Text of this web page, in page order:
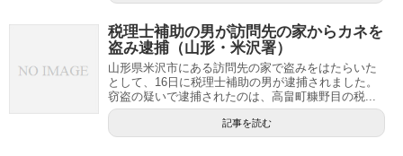
税理士補助の男が訪問先の家からカネを
盗み逮捕（山形・米沢署）
山形県米沢市にある訪問先の家で盗みをはたらいた
として、16日に税理士補助の男が逮捕されました。
窃盗の疑いで逮捕されたのは、高畠町糠野目の税...
記事を読む